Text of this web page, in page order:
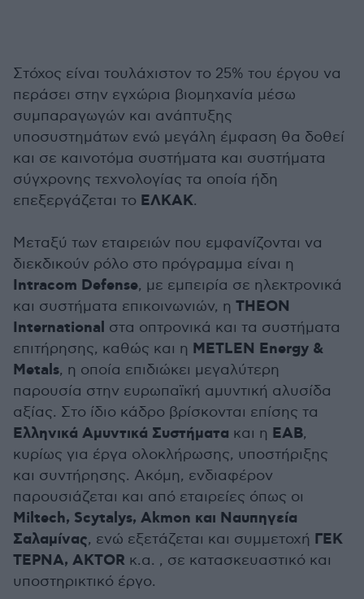
Στόχος είναι τουλάχιστον το 25% του έργου να
περάσει στην εγχώρια βιομηχανία μέσω
συμπαραγωγών και ανάπτυξης
υποσυστημάτων ενώ μεγάλη έμφαση θα δοθεί
και σε καινοτόμα συστήματα και συστήματα
σύγχρονης τεχνολογίας τα οποία ήδη
επεξεργάζεται το ΕΛΚΑΚ.
Μεταξύ των εταιρειών που εμφανίζονται να
διεκδικούν ρόλο στο πρόγραμμα είναι η
Intracom Defense, με εμπειρία σε ηλεκτρονικά
και συστήματα επικοινωνιών, η THEON
International στα οπτρονικά και τα συστήματα
επιτήρησης, καθώς και η METLEN Energy &
Metals, η οποία επιδιώκει μεγαλύτερη
παρουσία στην ευρωπαϊκή αμυντική αλυσίδα
αξίας. Στο ίδιο κάδρο βρίσκονται επίσης τα
Ελληνικά Αμυντικά Συστήματα και η ΕΑΒ,
κυρίως για έργα ολοκλήρωσης, υποστήριξης
και συντήρησης. Ακόμη, ενδιαφέρον
παρουσιάζεται και από εταιρείες όπως οι
Miltech, Scytalys, Akmon και Ναυπηγεία
Σαλαμίνας, ενώ εξετάζεται και συμμετοχή ΓΕΚ
ΤΕΡΝΑ, AKTOR κ.α. , σε κατασκευαστικό και
υποστηρικτικό έργο.